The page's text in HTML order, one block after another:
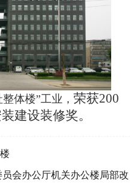
体楼”工业，荣获200
建设装修奖。
会办公厅机关办公楼局部改